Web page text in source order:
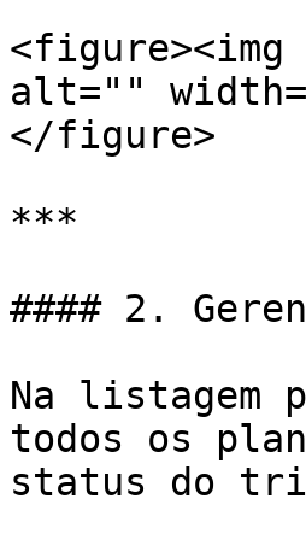
alt=""
</figure>
***
#### 2.
Na listagem
todos os
status do